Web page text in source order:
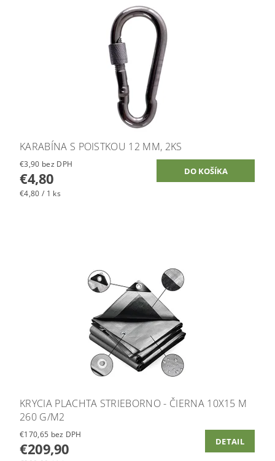
KARABÍNA S POISTKOU 12 MM, 2KS
€3,90 bez DPH
€4,80
€4,80 / 1 ks
KRYCIA PLACHTA STRIEBORNO - ČIERNA 10X15 M
260 G/M2
€170,65 bez DPH
€209,90 DETAIL